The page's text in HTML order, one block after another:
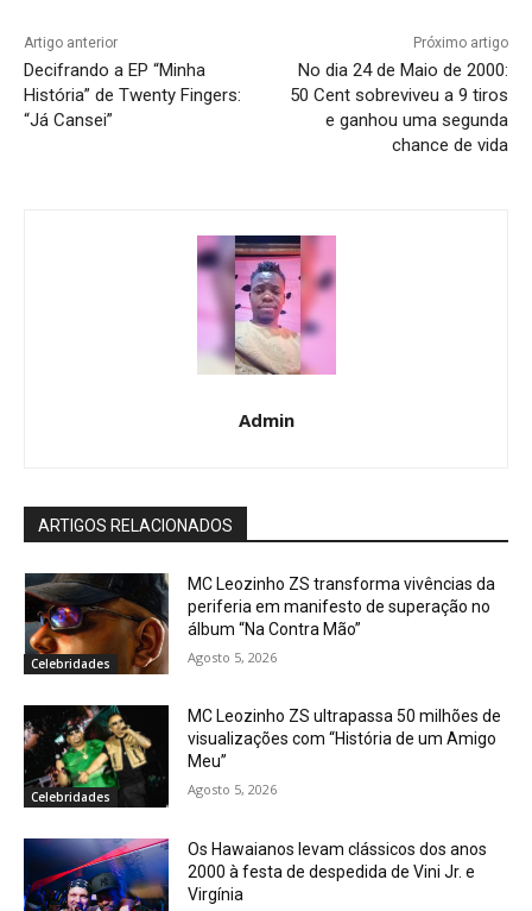
Artigo anterior
Decifrando a EP “Minha
História” de Twenty Fingers:
“Já Cansei”
Próximo artigo
No dia 24 de Maio de 2000:
50 Cent sobreviveu a 9 tiros
e ganhou uma segunda
chance de vida
Admin
ARTIGOS RELACIONADOS
Celebridades
MC Leozinho ZS transforma vivências da
periferia em manifesto de superação no
álbum “Na Contra Mão”
Agosto 5, 2026
Celebridades
MC Leozinho ZS ultrapassa 50 milhões de
visualizações com “História de um Amigo
Meu”
Agosto 5, 2026
Os Hawaianos levam clássicos dos anos
2000 à festa de despedida de Vini Jr. e
Virgínia